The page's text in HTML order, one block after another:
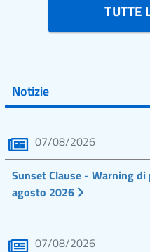
TUTTE
Notizie
07/08/2026
Sunset Clause - Warning
agosto 2026
07/08/2026